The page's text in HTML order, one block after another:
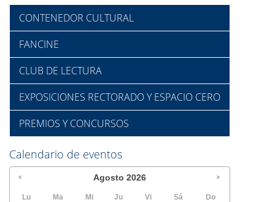
CONTENEDOR CULTURAL
FANCINE
CLUB DE LECTURA
EXPOSICIONES RECTORADO Y ESPACIO CERO
PREMIOS Y CONCURSOS
Calendario de eventos
Agosto 2026
Lu Ma Mi Ju Vi Sá Do